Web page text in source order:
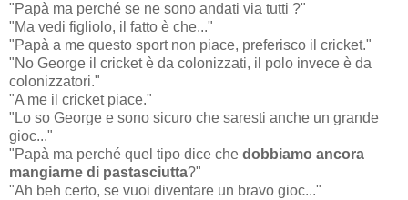
"Papà ma perché se ne sono andati via tutti ?"
"Ma vedi figliolo, il fatto è che..."
"Papà a me questo sport non piace, preferisco il cricket."
"No George il cricket è da colonizzati, il polo invece è da
colonizzatori."
"A me il cricket piace."
"Lo so George e sono sicuro che saresti anche un grande
gioc..."
"Papà ma perché quel tipo dice che dobbiamo ancora
mangiarne di pastasciutta?"
"Ah beh certo, se vuoi diventare un bravo gioc..."